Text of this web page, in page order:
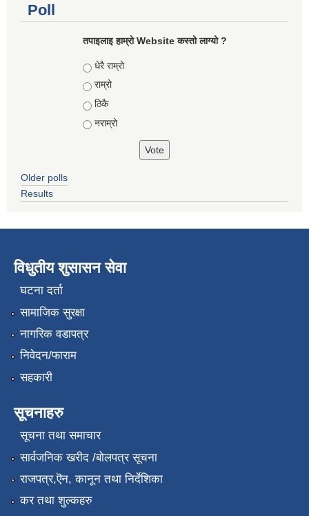
Poll
तपाइलाइ हाम्रो Website कस्तो लाग्यो ?
Choices
धेरै राम्रो
राम्रो
ठिकै
नराम्रो
Older polls
Results
विधुतीय शुसासन सेवा
घटना दर्ता
सामाजिक सुरक्षा
नागरिक वडापत्र
निवेदन/फाराम
सहकारी
सूचनाहरु
सूचना तथा समाचार
सार्वजनिक खरीद /बोलपत्र सूचना
राजपत्र,ऎन, कानून तथा निर्देशिका
कर तथा शुल्कहरु